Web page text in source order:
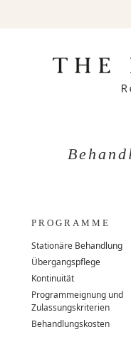
PROGRAMME
Stationäre Behandlung
Übergangspflege
Kontinuität
Programmeignung und
Zulassungskriterien
Behandlungskosten